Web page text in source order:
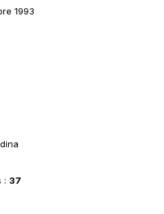
1993
: 37